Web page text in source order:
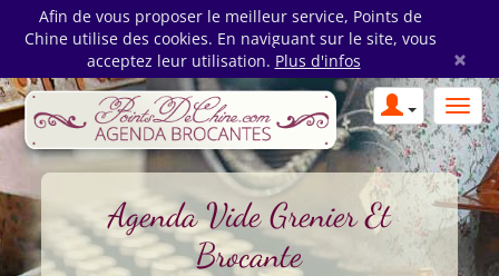
Afin de vous proposer le meilleur service, Points de
Chine utilise des cookies. En naviguant sur le site, vous
acceptez leur utilisation. Plus d'infos ×
Agenda Vide Grenier Et
Brocante